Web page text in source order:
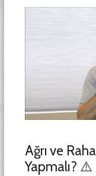
Ağrı ve
Yapmalı? ⚠️